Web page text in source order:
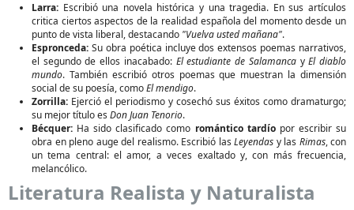
Larra: Escribió una novela histórica y una tragedia. En sus artículos
critica ciertos aspectos de la realidad española del momento desde un
punto de vista liberal, destacando "Vuelva usted mañana".
Espronceda: Su obra poética incluye dos extensos poemas narrativos,
el segundo de ellos inacabado: El estudiante de SalamancayEl diablo
mundo. También escribió otros poemas que muestran la dimensión
social de su poesía, comoEl mendigo.
Zorrilla: Ejerció el periodismo y cosechó sus éxitos como dramaturgo;
su mejor título es Don Juan Tenorio.
Bécquer: Ha sido clasificado como romántico tardíopor escribir su
obra en pleno auge del realismo. Escribió las Leyendas y las Rimas, con
un tema central: el amor, a veces exaltado y, con más frecuencia,
melancólico.
Literatura Realista y Naturalista